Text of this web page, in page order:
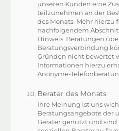
unseren Kunden eine
teilzunehmen an der
des Monats. Mehr hierzu
nachfolgendem
Hinweis: Beratungen
Beratungsverbindung
Gründen nicht bewertet
Informationen hierzu
Anonyme-
Berater des Monats
Ihre Meinung ist uns
Beratungsangebote der
Berater genutzt und